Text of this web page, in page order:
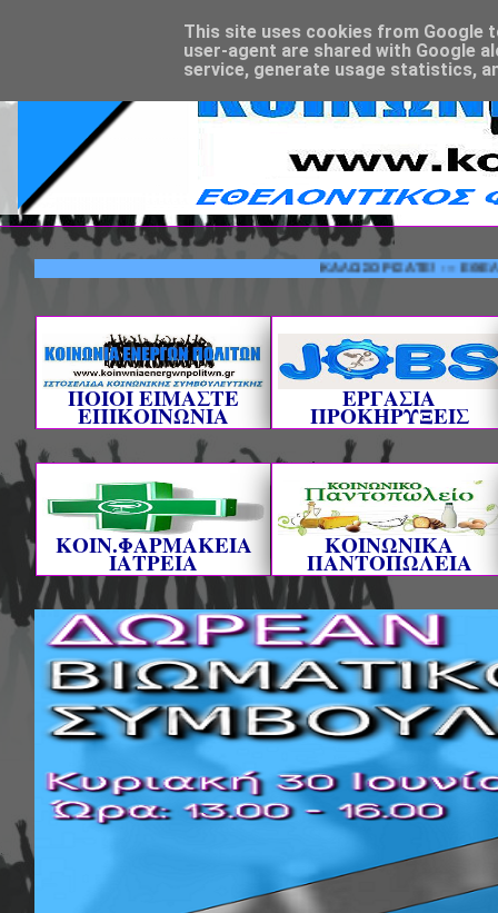
ΚΑΛΩΣΟΡΙΣΑΤΕ! ---
ΠΟΙΟΙ ΕΙΜΑΣΤΕ
ΕΠΙΚΟΙΝΩΝΙΑ
ΕΡΓΑΣΙΑ
ΠΡΟΚΗΡΥΞΕΙΣ
ΚΟΙΝ.ΦΑΡΜΑΚΕΙΑ
ΙΑΤΡΕΙΑ
ΚΟΙΝΩΝΙΚΑ
ΠΑΝΤΟΠΩΛΕΙΑ
This site uses cookies from Google
user-agent are shared with Google
service, generate usage statistics,